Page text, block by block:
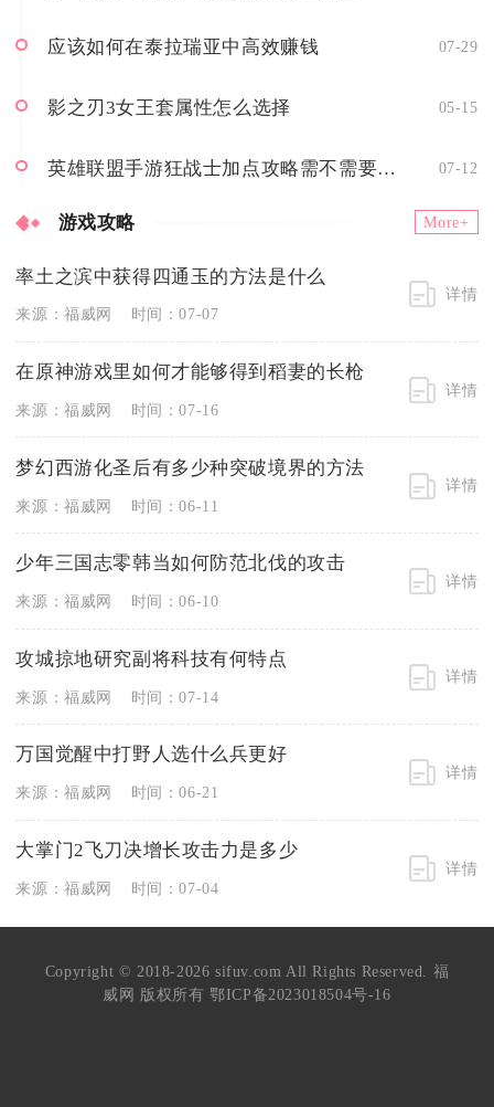
应该如何在泰拉瑞亚中高效赚钱 07-29
影之刃3女王套属性怎么选择 05-15
英雄联盟手游狂战士加点攻略需不需要重视 07-12
游戏攻略 More+
率土之滨中获得四通玉的方法是什么
来源：福威网 时间：07-07
详情
在原神游戏里如何才能够得到稻妻的长枪
来源：福威网 时间：07-16
详情
梦幻西游化圣后有多少种突破境界的方法
来源：福威网 时间：06-11
详情
少年三国志零韩当如何防范北伐的攻击
来源：福威网 时间：06-10
详情
攻城掠地研究副将科技有何特点
来源：福威网 时间：07-14
详情
万国觉醒中打野人选什么兵更好
来源：福威网 时间：06-21
详情
大掌门2飞刀决增长攻击力是多少
来源：福威网 时间：07-04
详情
Copyright © 2018-2026 sifuv.com All Rights Reserved. 福
威网 版权所有鄂ICP备2023018504号-16